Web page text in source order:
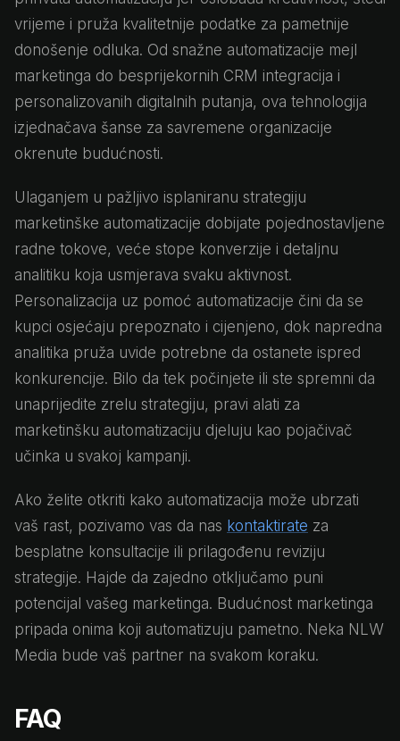
vrijeme i pruža kvalitetnije podatke za pametnije
donošenje odluka. Od snažne automatizacije mejl
marketinga do besprijekornih CRM integracija i
personalizovanih digitalnih putanja, ova tehnologija
izjednačava šanse za savremene organizacije
okrenute budućnosti.
Ulaganjem u pažljivo isplaniranu strategiju
marketinške automatizacije dobijate pojednostavljene
radne tokove, veće stope konverzije i detaljnu
analitiku koja usmjerava svaku aktivnost.
Personalizacija uz pomoć automatizacije čini da se
kupci osjećaju prepoznato i cijenjeno, dok napredna
analitika pruža uvide potrebne da ostanete ispred
konkurencije. Bilo da tek počinjete ili ste spremni da
unaprijedite zrelu strategiju, pravi alati za
marketinšku automatizaciju djeluju kao pojačivač
učinka u svakoj kampanji.
Ako želite otkriti kako automatizacija može ubrzati
vaš rast, pozivamo vas da nas kontaktirate za
besplatne konsultacije ili prilagođenu reviziju
strategije. Hajde da zajedno otključamo puni
potencijal vašeg marketinga. Budućnost marketinga
pripada onima koji automatizuju pametno. Neka NLW
Media bude vaš partner na svakom koraku.
FAQ